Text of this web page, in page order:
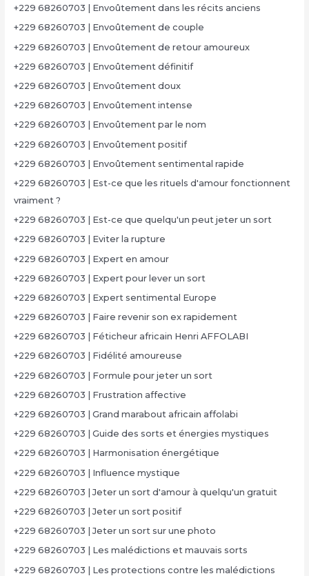
+229 68260703 | Envoûtement dans les récits anciens
+229 68260703 | Envoûtement de couple
+229 68260703 | Envoûtement de retour amoureux
+229 68260703 | Envoûtement définitif
+229 68260703 | Envoûtement doux
+229 68260703 | Envoûtement intense
+229 68260703 | Envoûtement par le nom
+229 68260703 | Envoûtement positif
+229 68260703 | Envoûtement sentimental rapide
+229 68260703 | Est-ce que les rituels d'amour fonctionnent
vraiment ?
+229 68260703 | Est-ce que quelqu'un peut jeter un sort
+229 68260703 | Eviter la rupture
+229 68260703 | Expert en amour
+229 68260703 | Expert pour lever un sort
+229 68260703 | Expert sentimental Europe
+229 68260703 | Faire revenir son ex rapidement
+229 68260703 | Féticheur africain Henri AFFOLABI
+229 68260703 | Fidélité amoureuse
+229 68260703 | Formule pour jeter un sort
+229 68260703 | Frustration affective
+229 68260703 | Grand marabout africain affolabi
+229 68260703 | Guide des sorts et énergies mystiques
+229 68260703 | Harmonisation énergétique
+229 68260703 | Influence mystique
+229 68260703 | Jeter un sort d'amour à quelqu'un gratuit
+229 68260703 | Jeter un sort positif
+229 68260703 | Jeter un sort sur une photo
+229 68260703 | Les malédictions et mauvais sorts
+229 68260703 | Les protections contre les malédictions